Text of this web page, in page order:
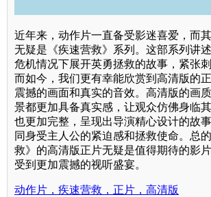
近年来，动作片一直备受影迷喜爱，而
无疑是《疾速营救》系列。这部系列讲
危机情况下展开英勇拯救的故事，紧张
而如今，我们更有幸能欣赏到高清版的
震撼的画面和真实的音效。高清版的画
景都更加具备真实感，让观众仿佛身临
也更加完整，呈现出导演精心设计的故
同身受主人公的紧迫感和拯救使命。总
救》的高清版正片无疑是值得期待的影
受到更加震撼的视听盛宴。
动作片，疾速营救，正片，高清版